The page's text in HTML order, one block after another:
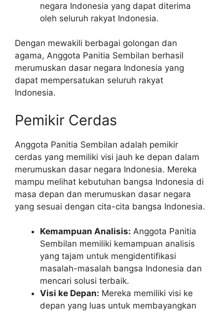
negara Indonesia yang dapat diterima
oleh seluruh rakyat Indonesia.
Dengan mewakili berbagai golongan dan
agama, Anggota Panitia Sembilan berhasil
merumuskan dasar negara Indonesia yang
dapat mempersatukan seluruh rakyat
Indonesia.
Pemikir Cerdas
Anggota Panitia Sembilan adalah pemikir
cerdas yang memiliki visi jauh ke depan dalam
merumuskan dasar negara Indonesia. Mereka
mampu melihat kebutuhan bangsa Indonesia di
masa depan dan merumuskan dasar negara
yang sesuai dengan cita-cita bangsa Indonesia.
Kemampuan Analisis: Anggota Panitia
Sembilan memiliki kemampuan analisis
yang tajam untuk mengidentifikasi
masalah-masalah bangsa Indonesia dan
mencari solusi terbaik.
Visi ke Depan: Mereka memiliki visi ke
depan yang luas untuk membayangkan